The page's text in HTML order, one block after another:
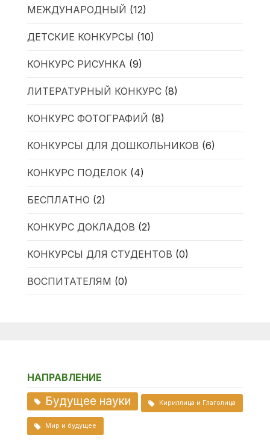
МЕЖДУНАРОДНЫЙ (12)
ДЕТСКИЕ КОНКУРСЫ (10)
КОНКУРС РИСУНКА (9)
ЛИТЕРАТУРНЫЙ КОНКУРС(8)
КОНКУРС ФОТОГРАФИЙ (8)
КОНКУРСЫ ДЛЯ ДОШКОЛЬНИКОВ (6)
КОНКУРС ПОДЕЛОК(4)
БЕСПЛАТНО (2)
КОНКУРС ДОКЛАДОВ (2)
КОНКУРСЫ ДЛЯ СТУДЕНТОВ (0)
ВОСПИТАТЕЛЯМ (0)
НАПРАВЛЕНИЕ
Будущее науки Кириллица и Глаголица
Мир и будущее